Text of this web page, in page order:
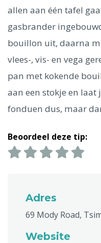
Madrid
Vancouver
Alles bekijken
allen aan één tafel
gasbrander
bouillon uit, daarna
vlees-, vis- en vega
pan met kokende
aan een stokje en laat
fonduen dus, maar
Beoordeel deze tip:
Adres
69 Mody Road,
Website